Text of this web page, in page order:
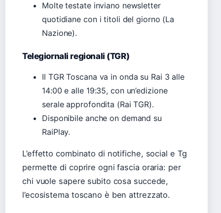
Molte testate inviano newsletter
quotidiane con i titoli del giorno (La
Nazione).
Telegiornali regionali (TGR)
Il TGR Toscana va in onda su Rai 3 alle
14:00 e alle 19:35, con un’edizione
serale approfondita (Rai TGR).
Disponibile anche on demand su
RaiPlay.
L’effetto combinato di notifiche, social e Tg
permette di coprire ogni fascia oraria: per
chi vuole sapere subito cosa succede,
l’ecosistema toscano è ben attrezzato.